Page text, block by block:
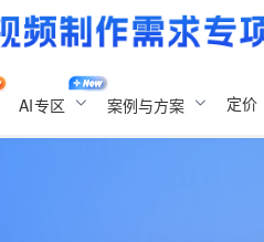
AI专区 案例与方案 定价